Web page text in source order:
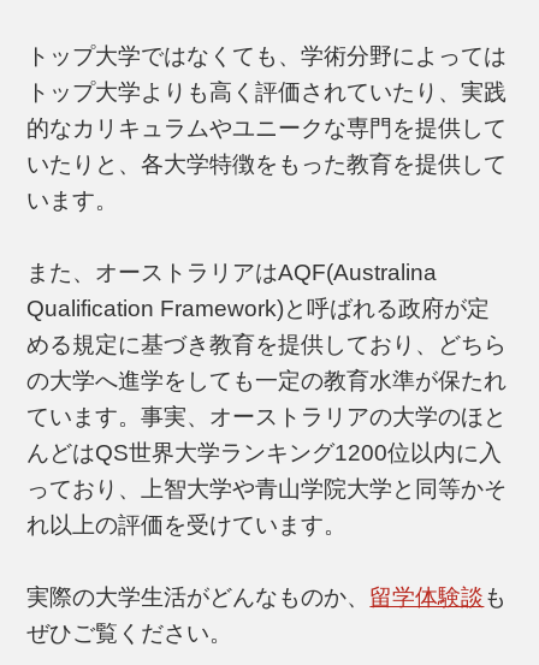
トップ大学ではなくても、学術分野によっては
トップ大学よりも高く評価されていたり、実践
的なカリキュラムやユニークな専門を提供して
いたりと、各大学特徴をもった教育を提供して
います。
また、オーストラリアはAQF(Australina
Qualification Framework)と呼ばれる政府が定
める規定に基づき教育を提供しており、どちら
の大学へ進学をしても一定の教育水準が保たれ
ています。事実、オーストラリアの大学のほと
んどはQS世界大学ランキング1200位以内に入
っており、上智大学や青山学院大学と同等かそ
れ以上の評価を受けています。
実際の大学生活がどんなものか、 留学体験談も
ぜひご覧ください。